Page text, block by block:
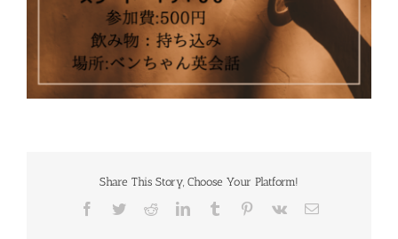
Share This Story, Choose Your Platform!
Facebook
TwitterRedditLinkedInTumblr Pinterest
Vk
電